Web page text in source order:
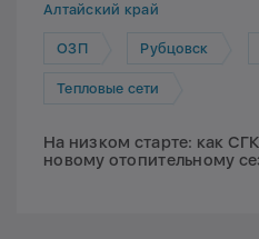
Алтайский край
ОЗП Рубцовск
Тепловые сети
На низком старте: как
новому отопительному